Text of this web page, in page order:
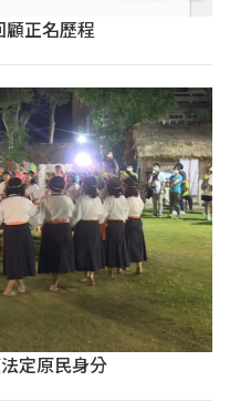
正名歷程
定原民身分